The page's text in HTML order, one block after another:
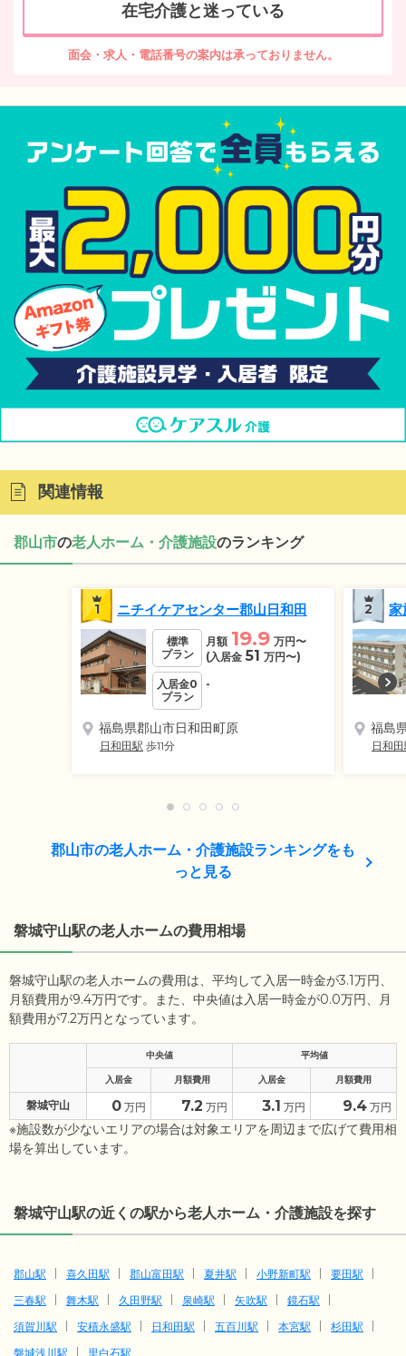
在宅介護と迷っている
面会・求人・電話番号の案内は承っておりません。
関連情報
郡山市の老人ホーム・介護施設のランキング
1 ニチイケアセンター郡山日和田
標準
プラン
月額 19.9 万円〜
(入居金 51 万円〜)
入居金0
プラン
-
福島県郡山市日和田町原
日和田駅 歩11分
2 家
福島
日和
郡山市の老人ホーム・介護施設ランキングをも
っと見る
磐城守山駅の老人ホームの費用相場
磐城守山駅の老人ホームの費用は、平均して入居一時金が3.1万円、
月額費用が9.4万円です。また、中央値は入居一時金が0.0万円、月
額費用が7.2万円となっています。
中央値 平均値
入居金 月額費用 入居金 月額費用
磐城守山 0 万円 7.2 万円 3.1 万円 9.4 万円
※施設数が少ないエリアの場合は対象エリアを周辺まで広げて費用相
場を算出しています。
磐城守山駅の近くの駅から老人ホーム・介護施設を探す
郡山駅 喜久田駅 郡山富田駅 夏井駅 小野新町駅
要田駅
三春駅
舞木駅 久田野駅 泉崎駅 矢吹駅
鏡石駅
須賀川駅
安積永盛駅 日和田駅 五百川駅 本宮駅
杉田駅
磐城浅川駅
里白石駅